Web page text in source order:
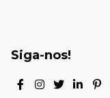
Siga-nos!